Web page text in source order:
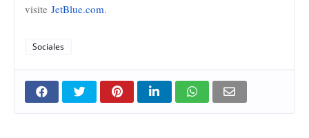
visite JetBlue.com.
Sociales